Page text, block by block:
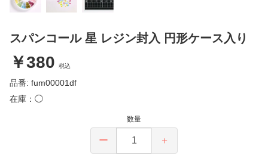
スパンコール 星 レジン封入 円形ケース入り
￥380 税込
品番: fum00001df
在庫：◯
数量
ー ＋